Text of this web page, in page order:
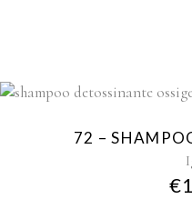
72 –
€